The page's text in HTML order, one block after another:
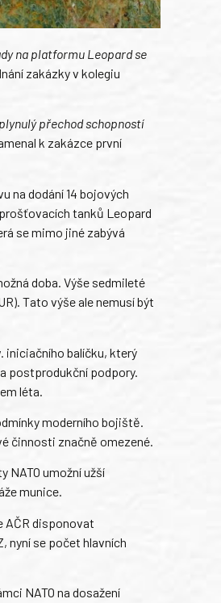
na platformu Leopard se
zakázky v kolegiu
přechod schopností
k zakázce první
na dodání 14 bojových
tanků Leopard
se mimo jiné zabývá
doba. Výše sedmileté
Tato výše ale nemusí být
iniciačního balíčku, který
postprodukční podpory.
léta.
moderního bojiště.
činnosti značně omezené.
NATO umožní užší
munice.
AČR disponovat
nyní se počet hlavních
NATO na dosažení